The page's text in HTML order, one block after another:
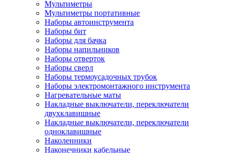
Мультиметры
Мультиметры портативные
Наборы автоинструмента
Наборы бит
Наборы для бачка
Наборы напильников
Наборы отверток
Наборы сверл
Наборы термоусадочных трубок
Наборы электромонтажного инструмента
Нагревательные маты
Накладные выключатели, переключатели
двухклавишные
Накладные выключатели, переключатели
одноклавишные
Наколенники
Наконечники кабельные